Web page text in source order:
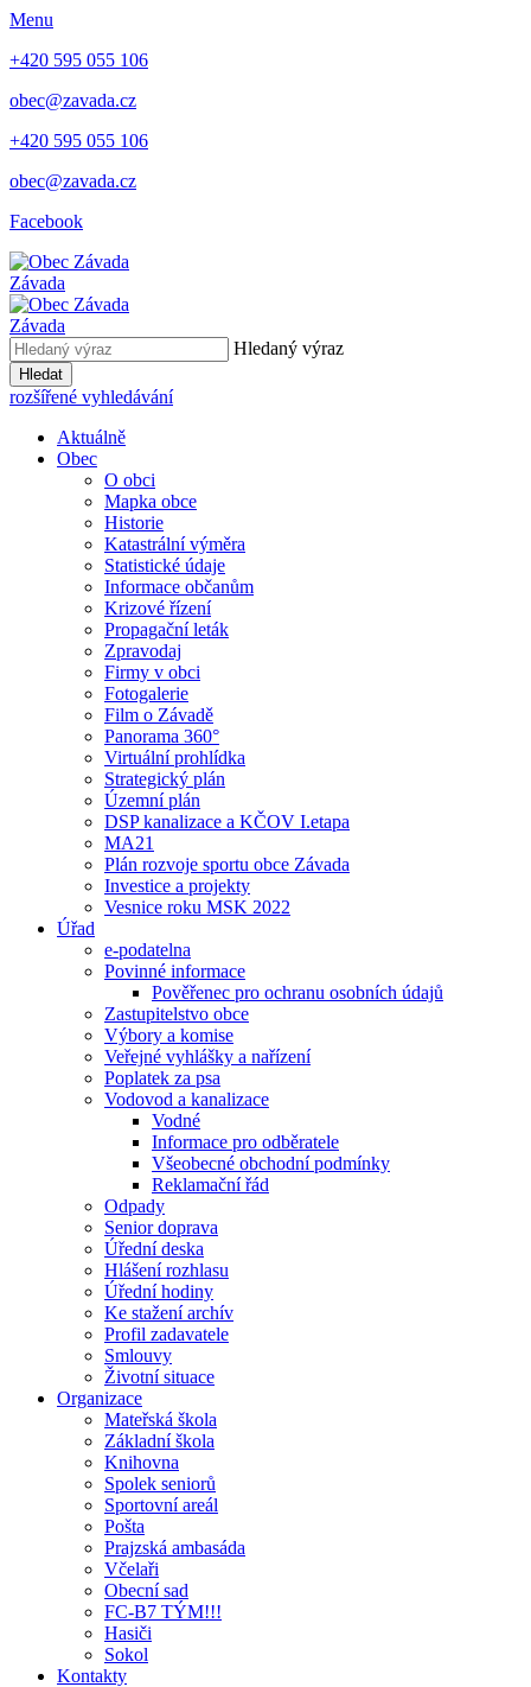
Menu
+420 595 055 106
obec@zavada.cz
+420 595 055 106
obec@zavada.cz
Facebook
Závada
Závada
Hledaný výraz
Hledat
rozšířené vyhledávání
Aktuálně
Obec
O obci
Mapka obce
Historie
Katastrální výměra
Statistické údaje
Informace občanům
Krizové řízení
Propagační leták
Zpravodaj
Firmy v obci
Fotogalerie
Film o Závadě
Panorama 360°
Virtuální prohlídka
Strategický plán
Územní plán
DSP kanalizace a KČOV I.etapa
MA21
Plán rozvoje sportu obce Závada
Investice a projekty
Vesnice roku MSK 2022
Úřad
e-podatelna
Povinné informace
Pověřenec pro ochranu osobních údajů
Zastupitelstvo obce
Výbory a komise
Veřejné vyhlášky a nařízení
Poplatek za psa
Vodovod a kanalizace
Vodné
Informace pro odběratele
Všeobecné obchodní podmínky
Reklamační řád
Odpady
Senior doprava
Úřední deska
Hlášení rozhlasu
Úřední hodiny
Ke stažení archív
Profil zadavatele
Smlouvy
Životní situace
Organizace
Mateřská škola
Základní škola
Knihovna
Spolek seniorů
Sportovní areál
Pošta
Prajzská ambasáda
Včelaři
Obecní sad
FC-B7 TÝM!!!
Hasiči
Sokol
Kontakty